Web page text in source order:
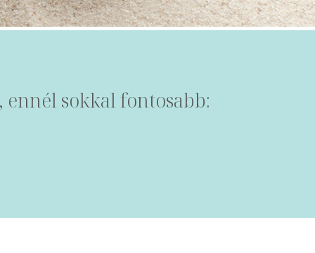
sokkal fontosabb: